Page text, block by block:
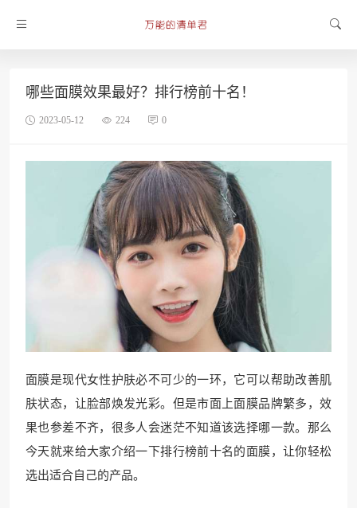
哪些面膜效果最好？排行榜前十名！
2023-05-12 224 0
面膜是现代女性护肤必不可少的一环，它可以帮助改善肌
肤状态，让脸部焕发光彩。但是市面上面膜品牌繁多，效
果也参差不齐，很多人会迷茫不知道该选择哪一款。那么
今天就来给大家介绍一下排行榜前十名的面膜，让你轻松
选出适合自己的产品。